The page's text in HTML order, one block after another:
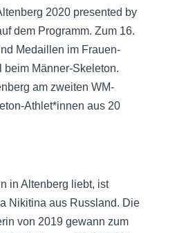
2020 presented by
dem Programm. Zum 16.
Medaillen im Frauen-
beim Männer-Skeleton.
am zweiten WM-
Athlet*innen aus 20
in Altenberg liebt, ist
Nikitina aus Russland. Die
von 2019 gewann zum